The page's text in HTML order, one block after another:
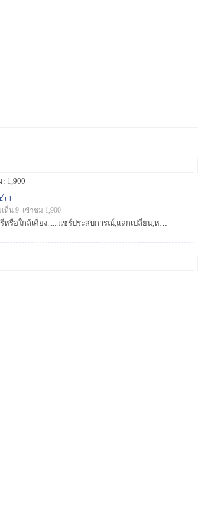
: 1,900
1
ห็น 9 เข้าชม 1,900
หาสมาชิกแถวเพชรบุรีหรือใกล้เคียง......แชร์ประสบการณ์,แลกเปลี่ยน,หาหมายเด็ด.....ครับ...